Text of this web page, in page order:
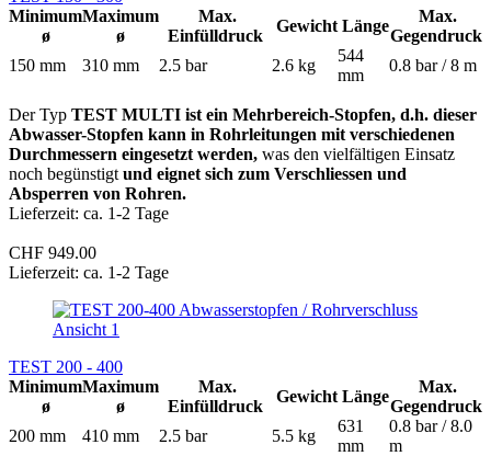
Minimum
ø
Maximum
ø
Max.
Einfülldruck
Gewicht Länge
Max.
Gegendruck
150 mm
310 mm 2.5 bar 2.6 kg
544
mm
0.8 bar / 8 m
Der Typ TEST MULTI ist ein Mehrbereich-Stopfen, d.h. dieser
Abwasser-Stopfen kann in Rohrleitungen mit verschiedenen
Durchmessern eingesetzt werden, was den vielfältigen Einsatz
noch begünstigt und eignet sich zum Verschliessen und
Absperren von Rohren.
Lieferzeit: ca. 1-2 Tage
CHF 949.00
Lieferzeit: ca. 1-2 Tage
TEST 200 - 400
Minimum
ø
Maximum
ø
Max.
Einfülldruck
Gewicht Länge
Max.
Gegendruck
200 mm
410 mm 2.5 bar 5.5 kg
631
mm
0.8 bar / 8.0
m